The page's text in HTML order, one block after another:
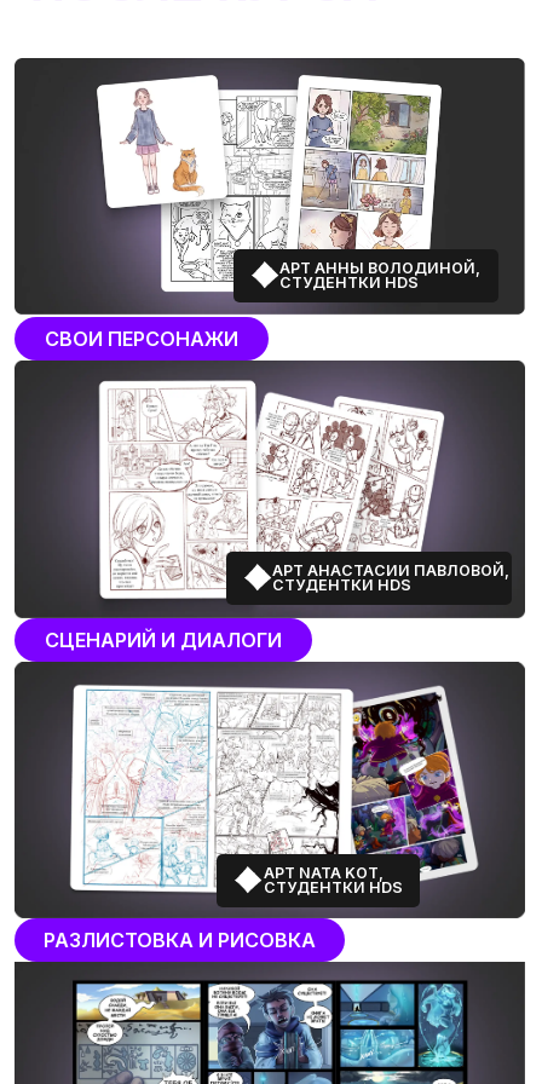
Превращать любую идею в историю,
которую хочется читать
Создавать атмосферные миры
и героев с характером
Писать динамичный сценарий
и живые диалоги
Показывать чувства и эмоции
Выстраивать кадры и
управлять
вниманием читателя
Собрать все в единую систему
и оформить проект
Вот что освоила на
курсе
После завершения всего трека
обучения вы получите сертификат
установленного образца.
Мы обучаем по государственной
лицензии № Л035−1 298−77/1 609
849
Получите сертификат
после завершения
обучения